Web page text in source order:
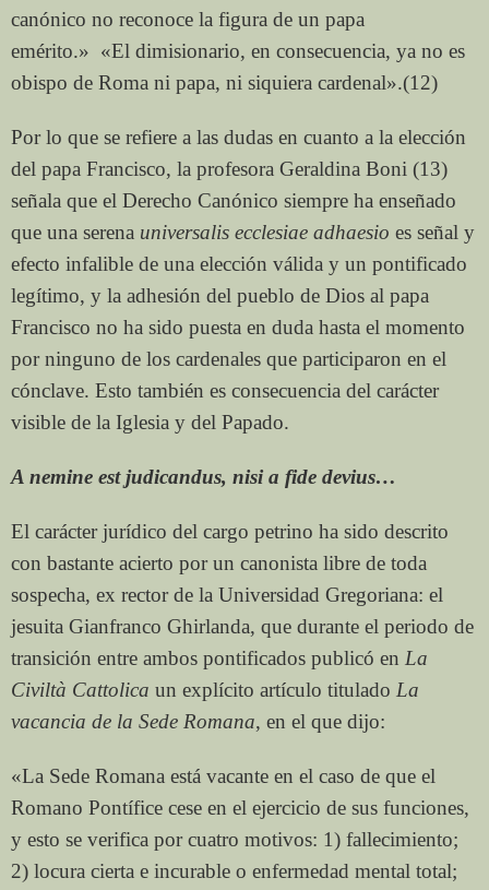
canónico no reconoce la figura de un papa
emérito.» «El dimisionario, en consecuencia, ya no es
obispo de Roma ni papa, ni siquiera cardenal».(12)
Por lo que se refiere a las dudas en cuanto a la elección
del papa Francisco, la profesora Geraldina Boni (13)
señala que el Derecho Canónico siempre ha enseñado
que una serena universalis ecclesiae adhaesio es señal y
efecto infalible de una elección válida y un pontificado
legítimo, y la adhesión del pueblo de Dios al papa
Francisco no ha sido puesta en duda hasta el momento
por ninguno de los cardenales que participaron en el
cónclave. Esto también es consecuencia del carácter
visible de la Iglesia y del Papado.
A nemine est judicandus, nisi a fide devius…
El carácter jurídico del cargo petrino ha sido descrito
con bastante acierto por un canonista libre de toda
sospecha, ex rector de la Universidad Gregoriana: el
jesuita Gianfranco Ghirlanda, que durante el periodo de
transición entre ambos pontificados publicó en La
Civiltà Cattolica un explícito artículo titulado La
vacancia de la Sede Romana, en el que dijo:
«La Sede Romana está vacante en el caso de que el
Romano Pontífice cese en el ejercicio de sus funciones,
y esto se verifica por cuatro motivos: 1) fallecimiento;
2) locura cierta e incurable o enfermedad mental total;